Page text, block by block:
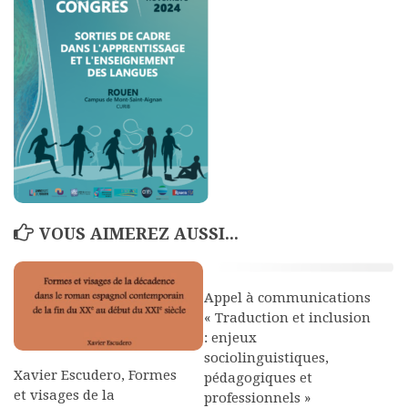
Concours
Programmes
Rapports
Agrégation et Capes
CPGE
Actualités
Minutes de Fred
Vous abonner / commander un numéro
Commander un numéro PDF
VOUS AIMEREZ AUSSI...
Xavier Escudero, Formes
et visages de la
Appel à communications
« Traduction et inclusion
: enjeux
sociolinguistiques,
pédagogiques et
professionnels »